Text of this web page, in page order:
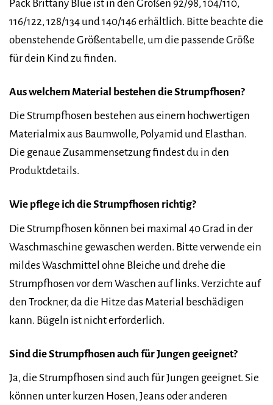
Pack Brittany Blue ist in den Größen 92/98, 104/110,
116/122, 128/134 und 140/146 erhältlich. Bitte beachte die
obenstehende Größentabelle, um die passende Größe
für dein Kind zu finden.
Aus welchem Material bestehen die Strumpfhosen?
Die Strumpfhosen bestehen aus einem hochwertigen
Materialmix aus Baumwolle, Polyamid und Elasthan.
Die genaue Zusammensetzung findest du in den
Produktdetails.
Wie pflege ich die Strumpfhosen richtig?
Die Strumpfhosen können bei maximal 40 Grad in der
Waschmaschine gewaschen werden. Bitte verwende ein
mildes Waschmittel ohne Bleiche und drehe die
Strumpfhosen vor dem Waschen auf links. Verzichte auf
den Trockner, da die Hitze das Material beschädigen
kann. Bügeln ist nicht erforderlich.
Sind die Strumpfhosen auch für Jungen geeignet?
Ja, die Strumpfhosen sind auch für Jungen geeignet. Sie
können unter kurzen Hosen, Jeans oder anderen